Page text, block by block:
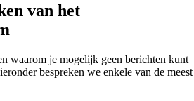
van het
waarom je mogelijk geen berichten kunt
bespreken we enkele van de meest